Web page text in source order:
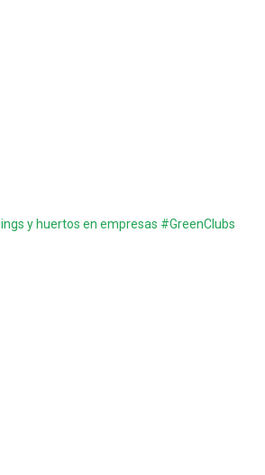
y huertos en empresas #GreenClubs